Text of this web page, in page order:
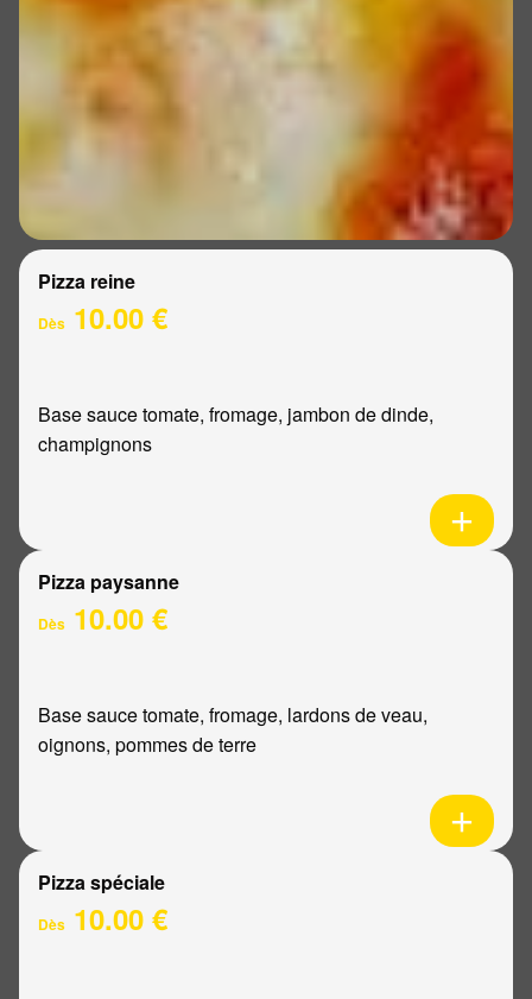
Pizza reine
Dès 10.00 €
Base sauce tomate, fromage, jambon de dinde,
champignons
Pizza paysanne
Dès 10.00 €
Base sauce tomate, fromage, lardons de veau,
oignons, pommes de terre
Pizza spéciale
Dès 10.00 €